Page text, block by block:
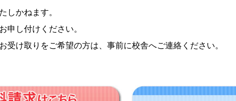
しかねます。
申し付けください。
受け取りをご希望の方は、事前に校舎へご連絡ください。